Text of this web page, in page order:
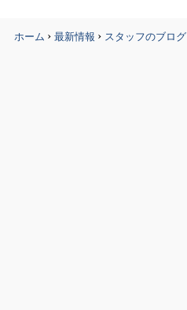
ホーム › 最新情報 › スタッフのブログ